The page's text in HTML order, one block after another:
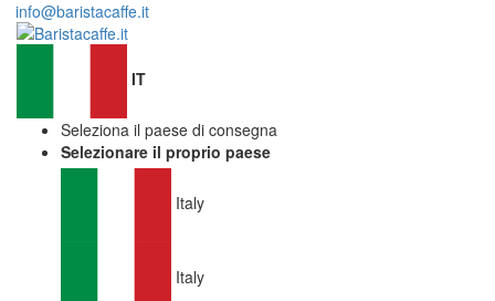
info@baristacaffe.it
IT
Seleziona il paese di consegna
Selezionare il proprio paese
Italy
Italy